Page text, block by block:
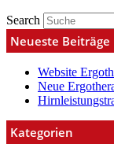
Search
Neueste Beiträge
Website
Neue
Kategorien